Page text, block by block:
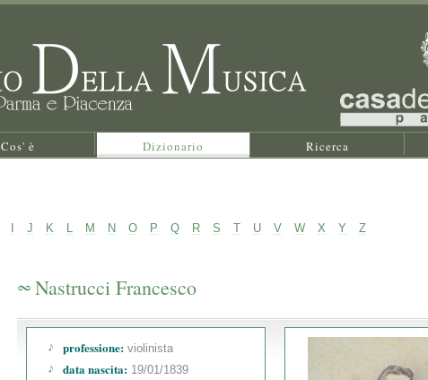
Cos' è Dizionario Ricerca
J K L M N O P Q R S T U V W X Y
Z
Nastrucci Francesco
professione: violinista
data nascita: 19/01/1839